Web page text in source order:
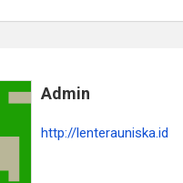
Admin
http://lenterauniska.id